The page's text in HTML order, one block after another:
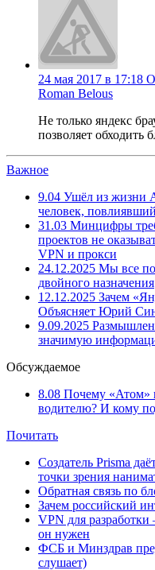
24 мая 2017 в 17:18
Roman Belous
Не только яндекс
позволяет обходить
Важное
9.04 Ушёл из жизни
человек,
31.03 Минцифры
проектов не
VPN и прокси
24.12.2025 Мы все
двойного назначения
12.12.2025 Зачем
Объясняет Юрий
9.09.2025
значимую
Обсуждаемое
8.08 Почему «Атом»
водителю? И кому
Почитать
Создатель Prisma
точки зрения
Обратная связь по
Зачем российский
VPN для
он нужен
ФСБ и Минздрав
слушает)